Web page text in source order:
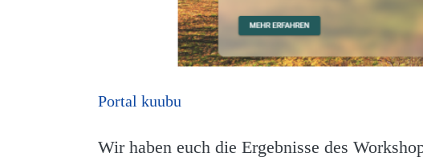
Portal kuubu
Wir haben euch die Ergebnisse des